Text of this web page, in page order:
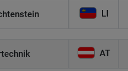
LI
AT